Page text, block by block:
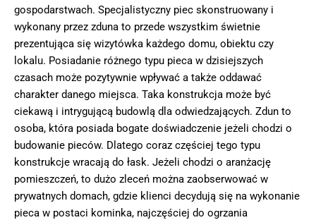
gospodarstwach. Specjalistyczny piec skonstruowany i
wykonany przez zduna to przede wszystkim świetnie
prezentująca się wizytówka każdego domu, obiektu czy
lokalu. Posiadanie różnego typu pieca w dzisiejszych
czasach może pozytywnie wpływać a także oddawać
charakter danego miejsca. Taka konstrukcja może być
ciekawą i intrygującą budowlą dla odwiedzających. Zdun to
osoba, która posiada bogate doświadczenie jeżeli chodzi o
budowanie pieców. Dlatego coraz częściej tego typu
konstrukcje wracają do łask. Jeżeli chodzi o aranżację
pomieszczeń, to dużo zleceń można zaobserwować w
prywatnych domach, gdzie klienci decydują się na wykonanie
pieca w postaci kominka, najczęściej do ogrzania